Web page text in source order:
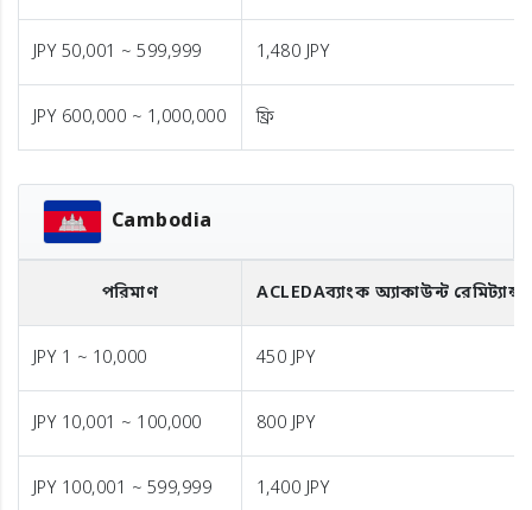
JPY 50,001 ~ 599,999 1,480 JPY
JPY 600,000 ~ 1,000,000 ফ্রি
Cambodia
পরিমাণ ACLEDAব্যাংক অ্যাকাউন্ট
JPY 1 ~ 10,000 450 JPY
JPY 10,001 ~ 100,000 800 JPY
JPY 100,001 ~ 599,999 1,400 JPY